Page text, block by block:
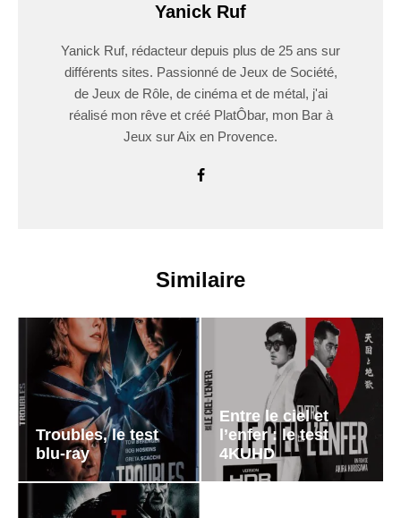
Yanick Ruf
Yanick Ruf, rédacteur depuis plus de 25 ans sur
différents sites. Passionné de Jeux de Société,
de Jeux de Rôle, de cinéma et de métal, j'ai
réalisé mon rêve et créé PlatÔbar, mon Bar à
Jeux sur Aix en Provence.
Similaire
Troubles, le test
blu-ray
Entre le ciel et
l’enfer : le test
4KUHD